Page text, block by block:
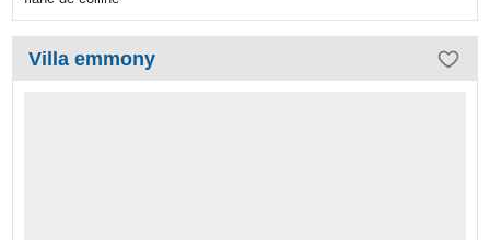
Villa emmony